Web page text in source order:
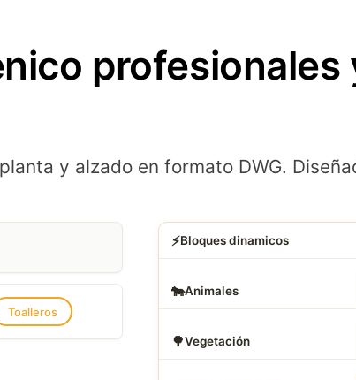
profesionales
y alzado en formato DWG.
Toalleros
⚡Bloques dinamicos
🐄Animales
🌳Vegetación